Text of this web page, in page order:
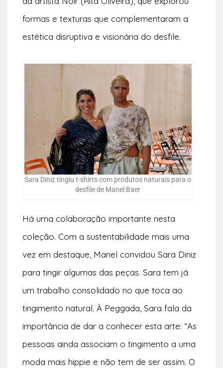
formas e texturas que complementaram a
estética disruptiva e visionária do desfile.
Sara Diniz tingiu t-shirts com produtos naturais para o
desfile de Manel Baer
Há uma colaboração importante nesta
coleção. Com a sustentabilidade mais uma
vez em destaque, Manel convidou Sara Diniz
para tingir algumas das peças. Sara tem já
um trabalho consolidado no que toca ao
tingimento natural. À Peggada, Sara fala da
importância de dar a conhecer esta arte: “As
pessoas ainda associam o tingimento a uma
moda mais hippie e não tem de ser assim. O